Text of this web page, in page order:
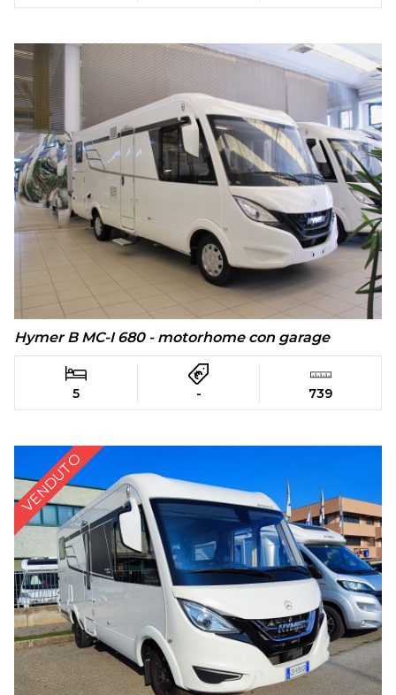
Hymer B MC-I 680 - motorhome con garage
5 - 739
VENDUTO